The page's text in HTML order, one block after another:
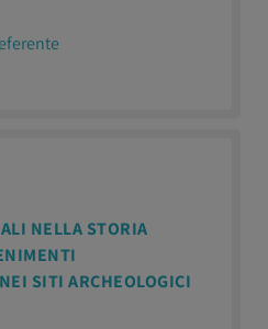
NELLA STORIA
SITI ARCHEOLOGICI